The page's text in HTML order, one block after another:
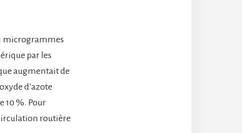
microgrammes
par les
augmentait de
d’azote
10 %. Pour
routière